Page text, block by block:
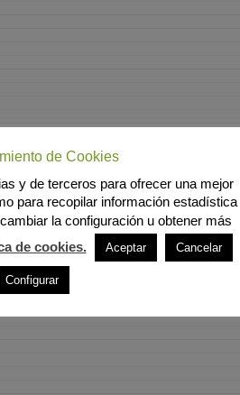
de Cookies
y de terceros para ofrecer una mejor
para recopilar información estadística
la configuración u obtener más
de cookies. Aceptar Cancelar
Configurar